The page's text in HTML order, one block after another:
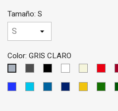
Tamaño: S
Color: GRIS CLARO